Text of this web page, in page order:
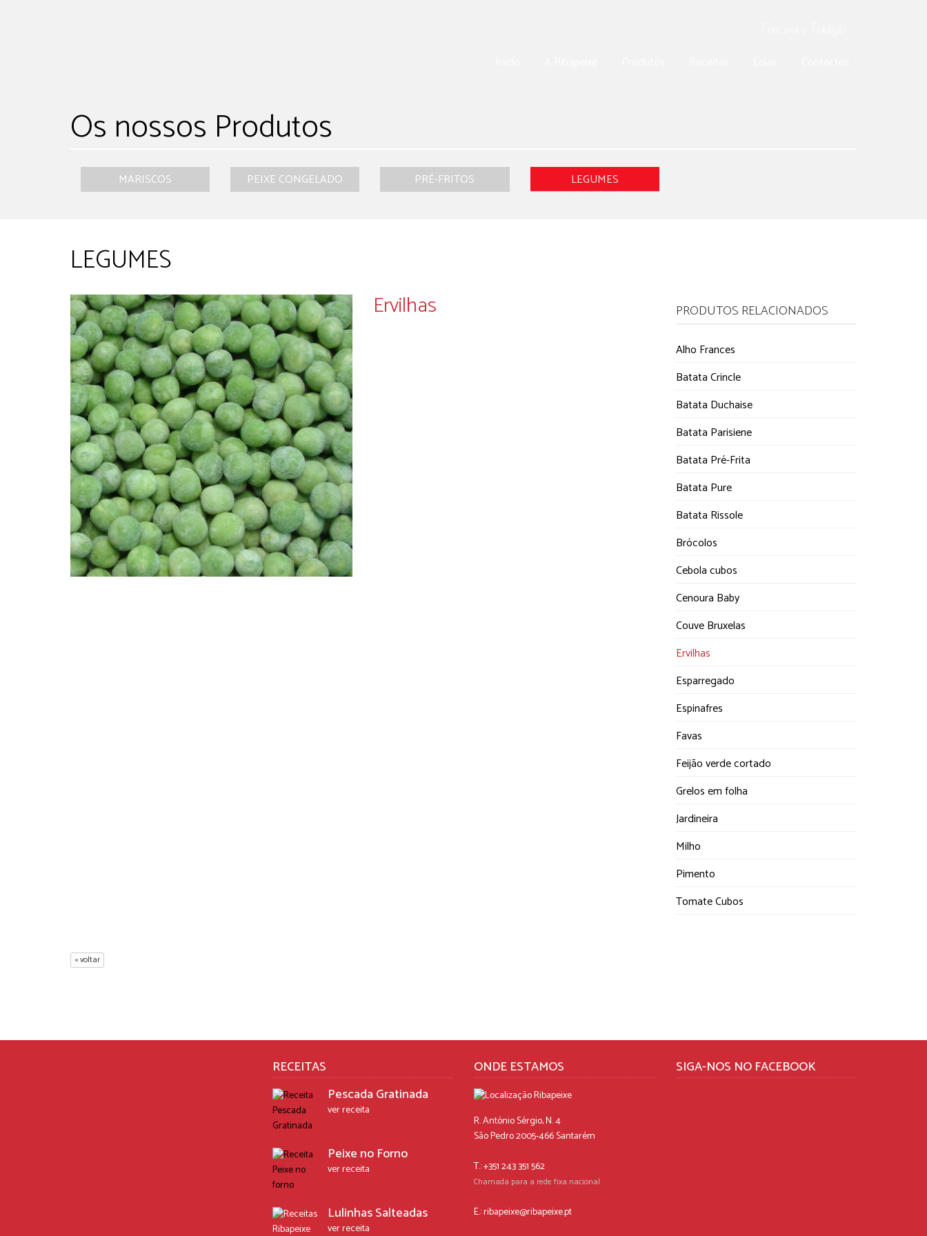
Os nossos Produtos
MARISCOS PEIXE CONGELADO PRÉ-FRITOS LEGUMES
LEGUMES
Ervilhas PRODUTOS RELACIONADOS
Alho Frances
Batata Crincle
Batata Duchaise
Batata Parisiene
Batata Pré-Frita
Batata Pure
Batata Rissole
Brócolos
Cebola cubos
Cenoura Baby
Couve Bruxelas
Ervilhas
Esparregado
Espinafres
Favas
Feijão verde cortado
Grelos em folha
Jardineira
Milho
Pimento
Tomate Cubos
« voltar
RECEITAS
Pescada Gratinada
ver receita
Peixe no Forno
ver receita
Lulinhas Salteadas
ver receita
ONDE ESTAMOS
R. António Sérgio, N. 4
São Pedro 2005-466 Santarém
T.: +351 243 351 562
Chamada para a rede fixa nacional
E.:ribapeixe@ribapeixe.pt
SIGA-NOS NO FACEBOOK